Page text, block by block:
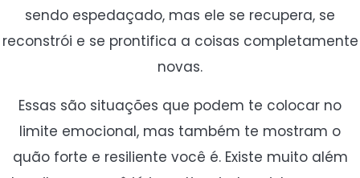
sendo espedaçado, mas ele se recupera, se
reconstrói e se prontifica a coisas completamente
novas.
Essas são situações que podem te colocar no
limite emocional, mas também te mostram o
quão forte e resiliente você é. Existe muito além